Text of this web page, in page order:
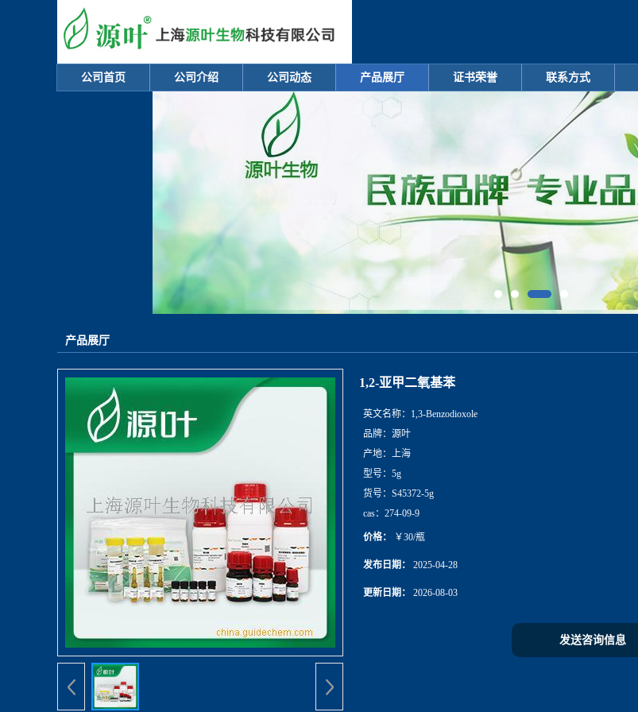
公司首页 公司介绍 公司动态 产品展厅 证书荣誉 联系方式
产品展厅
1,2-亚甲二氧基苯
英文名称： 1,3-Benzodioxole
品牌： 源叶
产地： 上海
型号： 5g
货号： S45372-5g
cas： 274-09-9
价格： ￥30/瓶
发布日期： 2025-04-28
更新日期： 2026-08-03
发送咨询信息